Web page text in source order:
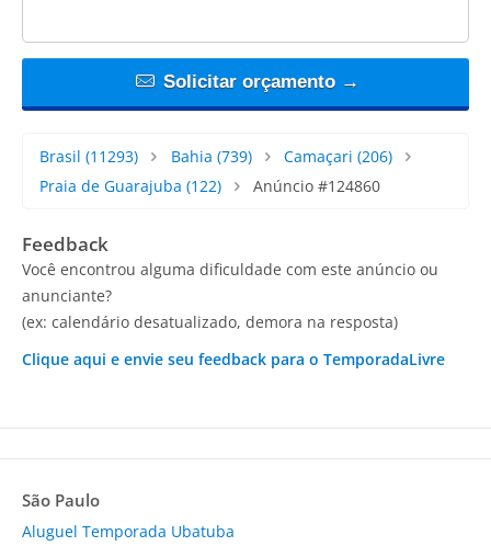
Solicitar orçamento →
Brasil (11293) Bahia (739) Camaçari (206)
Praia de Guarajuba (122) Anúncio #124860
Feedback
Você encontrou alguma dificuldade com este anúncio ou
anunciante?
(ex: calendário desatualizado, demora na resposta)
Clique aqui e envie seu feedback para o TemporadaLivre
São Paulo
Aluguel Temporada Ubatuba